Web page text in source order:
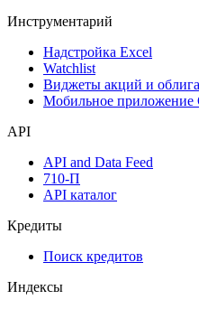
Инструментарий
Надстройка Excel
Watchlist
Виджеты акций и
Мобильное приложение
API
API and Data Feed
710-П
API каталог
Кредиты
Поиск кредитов
Индексы